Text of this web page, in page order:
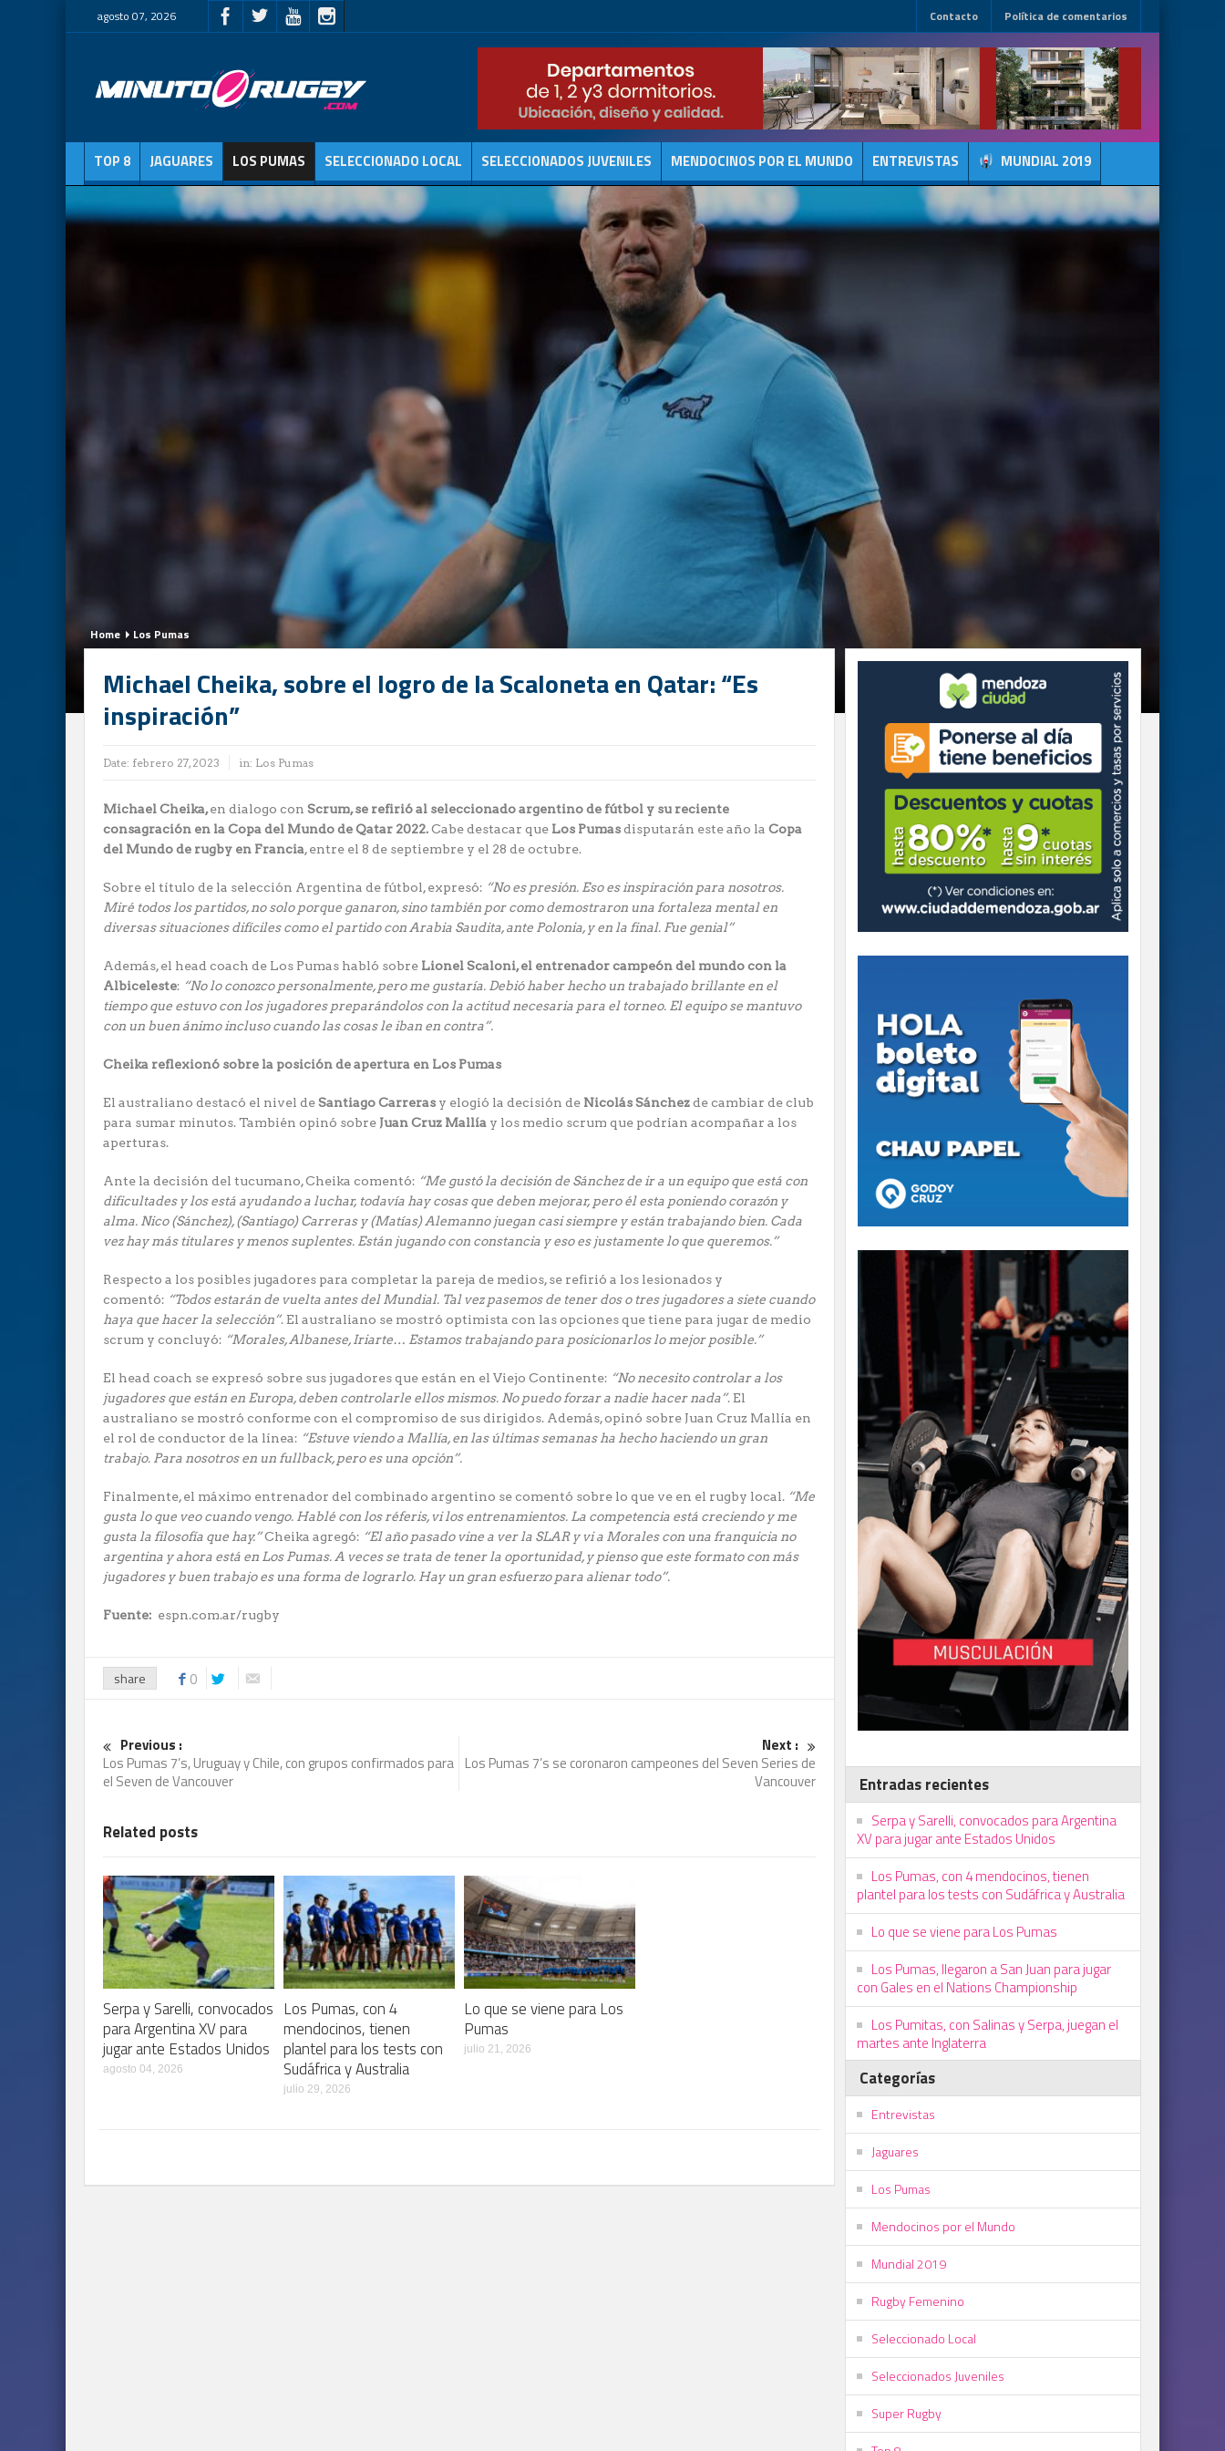
agosto 07, 2026 Contacto Política de comentarios
TOP 8 JAGUARES LOS PUMAS SELECCIONADO LOCAL SELECCIONADOS JUVENILES MENDOCINOS POR EL MUNDO ENTREVISTAS MUNDIAL 2019
Home Los Pumas
Michael Cheika, sobre el logro de la Scaloneta en Qatar: “Es
inspiración”
Date: febrero 27, 2023 in: Los Pumas
Michael Cheika,en dialogo con Scrum, se refirió al seleccionado argentino de fútbol y su reciente
consagración en la Copa del Mundo de Qatar 2022.Cabe destacar que Los Pumasdisputarán este año la Copa
del Mundo de rugby en Francia, entre el 8 de septiembre y el 28 de octubre.
Sobre el título de la selección Argentina de fútbol, expresó: “No es presión. Eso es inspiración para nosotros.
Miré todos los partidos, no solo porque ganaron, sino también por como demostraron una fortaleza mental en
diversas situaciones difíciles como el partido con Arabia Saudita, ante Polonia, y en la final. Fue genial”
Además, el head coach de Los Pumas habló sobre Lionel Scaloni, el entrenador campeón del mundo con la
Albiceleste: “No lo conozco personalmente, pero me gustaría. Debió haber hecho un trabajado brillante en el
tiempo que estuvo con los jugadores preparándolos con la actitud necesaria para el torneo. El equipo se mantuvo
con un buen ánimo incluso cuando las cosas le iban en contra”.
Cheika reflexionó sobre la posición de apertura en Los Pumas
El australiano destacó el nivel deSantiago Carreras y elogió la decisión de Nicolás Sánchezde cambiar de club
para sumar minutos. También opinó sobre Juan Cruz Mallía y los medio scrum que podrían acompañar a los
aperturas.
Ante la decisión del tucumano, Cheika comentó: “Me gustó la decisión de Sánchez de ir a un equipo que está con
dificultades y los está ayudando a luchar, todavía hay cosas que deben mejorar, pero él esta poniendo corazón y
alma. Nico (Sánchez), (Santiago) Carreras y (Matías) Alemanno juegan casi siempre y están trabajando bien. Cada
vez hay más titulares y menos suplentes. Están jugando con constancia y eso es justamente lo que queremos.”
Respecto a los posibles jugadores para completar la pareja de medios, se refirió a los lesionados y
comentó: “Todos estarán de vuelta antes del Mundial. Tal vez pasemos de tener dos o tres jugadores a siete cuando
haya que hacer la selección”. El australiano se mostró optimista con las opciones que tiene para jugar de medio
scrum y concluyó: “Morales, Albanese, Iriarte… Estamos trabajando para posicionarlos lo mejor posible.”
El head coach se expresó sobre sus jugadores que están en el Viejo Continente: “No necesito controlar a los
jugadores que están en Europa, deben controlarle ellos mismos. No puedo forzar a nadie hacer nada”. El
australiano se mostró conforme con el compromiso de sus dirigidos. Además, opinó sobre Juan Cruz Mallía en
el rol de conductor de la línea: “Estuve viendo a Mallía, en las últimas semanas ha hecho haciendo un gran
trabajo. Para nosotros en un fullback, pero es una opción”.
Finalmente, el máximo entrenador del combinado argentino se comentó sobre lo que ve en el rugby local. “Me
gusta lo que veo cuando vengo. Hablé con los réferis, vi los entrenamientos. La competencia está creciendo y me
gusta la filosofía que hay.”Cheika agregó: “El año pasado vine a ver la SLAR y vi a Morales con una franquicia no
argentina y ahora está en Los Pumas. A veces se trata de tener la oportunidad, y pienso que este formato con más
jugadores y buen trabajo es una forma de lograrlo. Hay un gran esfuerzo para alienar todo”.
Fuente: espn.com.ar/rugby
share 0
Previous :
Los Pumas 7’s, Uruguay y Chile, con grupos confirmados para
el Seven de Vancouver
Next :
Los Pumas 7’s se coronaron campeones del Seven Series de
Vancouver
Related posts
Serpa y Sarelli, convocados
para Argentina XV para
jugar ante Estados Unidos
agosto 04, 2026
Los Pumas, con 4
mendocinos, tienen
plantel para los tests con
Sudáfrica y Australia
julio 29, 2026
Lo que se viene para Los
Pumas
julio 21, 2026
Entradas recientes
Serpa y Sarelli, convocados para Argentina
XV para jugar ante Estados Unidos
Los Pumas, con 4 mendocinos, tienen
plantel para los tests con Sudáfrica y Australia
Lo que se viene para Los Pumas
Los Pumas, llegaron a San Juan para jugar
con Gales en el Nations Championship
Los Pumitas, con Salinas y Serpa, juegan el
martes ante Inglaterra
Categorías
Entrevistas
Jaguares
Los Pumas
Mendocinos por el Mundo
Mundial 2019
Rugby Femenino
Seleccionado Local
Seleccionados Juveniles
Super Rugby